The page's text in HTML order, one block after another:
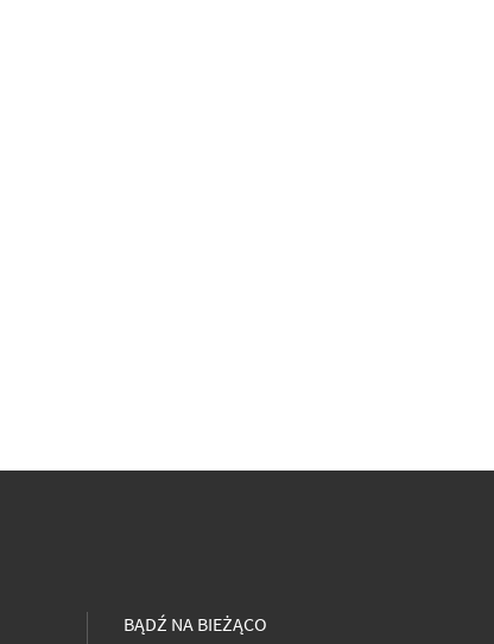
BĄDŹ NA BIEŻĄCO